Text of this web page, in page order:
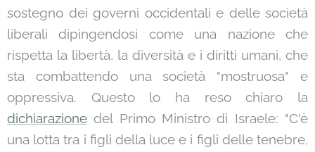
sostegno dei governi occidentali e delle società
liberali dipingendosi come una nazione che
rispetta la libertà, la diversità e i diritti umani, che
sta combattendo una società "mostruosa" e
oppressiva. Questo lo ha reso chiaro la
dichiarazione del Primo Ministro di Israele: "C'è
una lotta tra i figli della luce e i figli delle tenebre,